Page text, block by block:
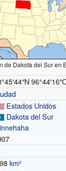
de Dakota del Sur en
Estados Unidos
Dakota del Sur
km²